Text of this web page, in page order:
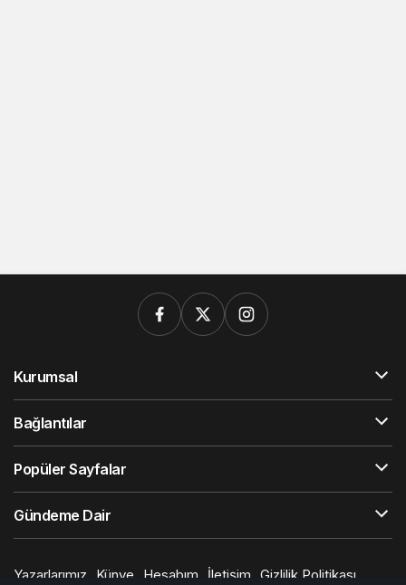
Kurumsal
Bağlantılar
Popüler Sayfalar
Gündeme Dair
Yazarlarımız Künye Hesabım İletişim Gizlilik Politikası